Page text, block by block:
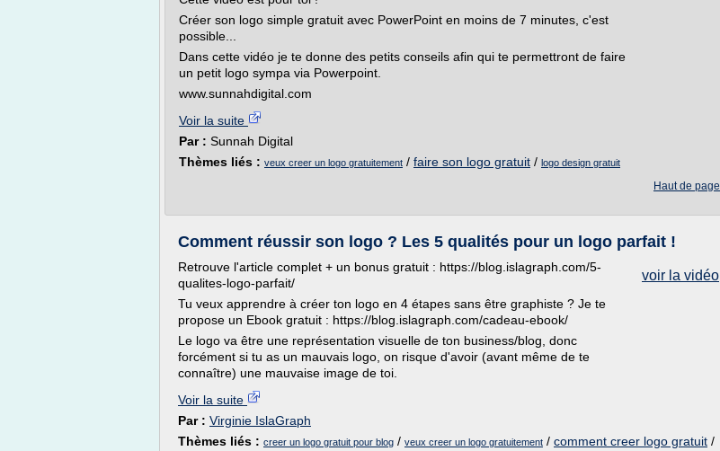
Créer son logo simple gratuit avec PowerPoint en moins de 7 minutes, c'est
possible...
Dans cette vidéo je te donne des petits conseils afin qui te permettront de faire
un petit logo sympa via Powerpoint.
www.sunnahdigital.com
Voir la suite
Par : Sunnah Digital
Thèmes liés : veux creer un logo gratuitement / faire son logo gratuit / logo design gratuit
Haut de page
Comment réussir son logo ? Les 5 qualités pour un logo parfait !
voir la vidéo
Retrouve l'article complet + un bonus gratuit : https://blog.islagraph.com/5-
qualites-logo-parfait/
Tu veux apprendre à créer ton logo en 4 étapes sans être graphiste ? Je te
propose un Ebook gratuit : https://blog.islagraph.com/cadeau-ebook/
Le logo va être une représentation visuelle de ton business/blog, donc
forcément si tu as un mauvais logo, on risque d'avoir (avant même de te
connaître) une mauvaise image de toi.
Voir la suite
Par : Virginie IslaGraph
Thèmes liés : creer un logo gratuit pour blog / veux creer un logo gratuitement / comment creer logo gratuit /